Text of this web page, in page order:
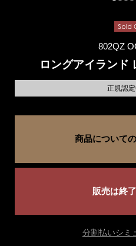
802QZ
ロングアイランド
正規認
商品について
販売は終
分割払いシミ